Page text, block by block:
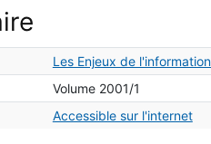
Les Enjeux de
Volume 2001/1
Accessible sur l'internet